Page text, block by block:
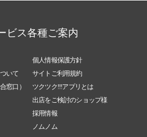
ビス各種ご案内
個人情報保護方針
いて
サイトご利用規約
窓口）
ツクツク!!!アプリとは
出店をご検討のショップ様
採用情報
ノムノム